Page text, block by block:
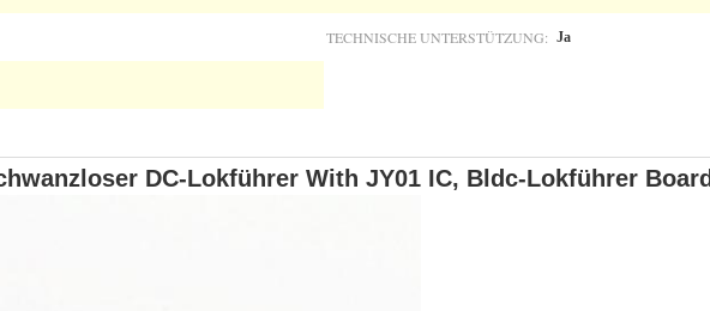
TECHNISCHE UNTERSTÜTZUNG: Ja
DC-Lokführer With JY01 IC, Bldc-Lokführer Board